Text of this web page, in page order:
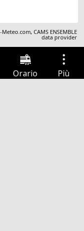
Meteo.com,CAMS ENSEMBLE
data provider
Orario Più